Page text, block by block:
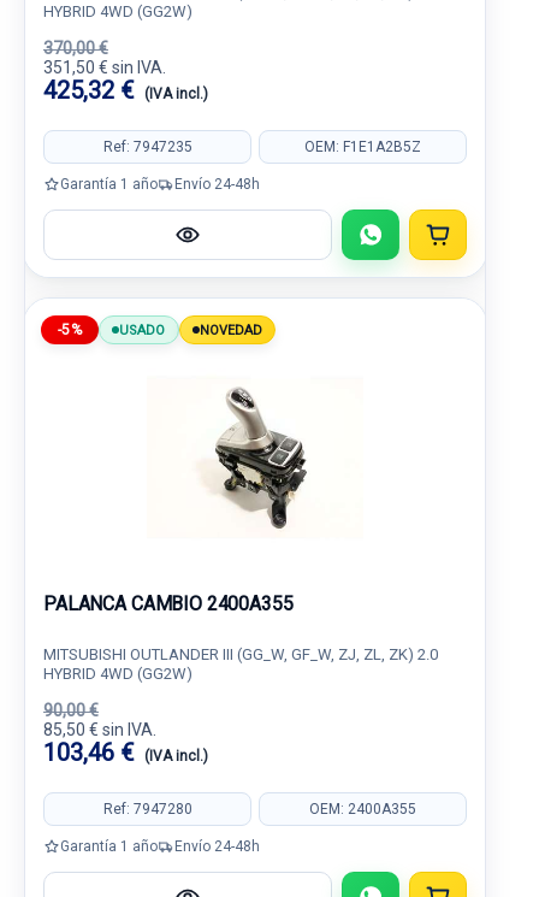
HYBRID 4WD (GG2W)
370,00 €
351,50 € sin IVA.
425,32 € (IVA incl.)
Ref: 7947235 OEM: F1E1A2B5Z
Garantía 1 año Envío 24-48h
-5% USADO NOVEDAD
PALANCA CAMBIO 2400A355
MITSUBISHI OUTLANDER III (GG_W, GF_W, ZJ, ZL, ZK) 2.0
HYBRID 4WD (GG2W)
90,00 €
85,50 € sin IVA.
103,46 € (IVA incl.)
Ref: 7947280 OEM: 2400A355
Garantía 1 año Envío 24-48h